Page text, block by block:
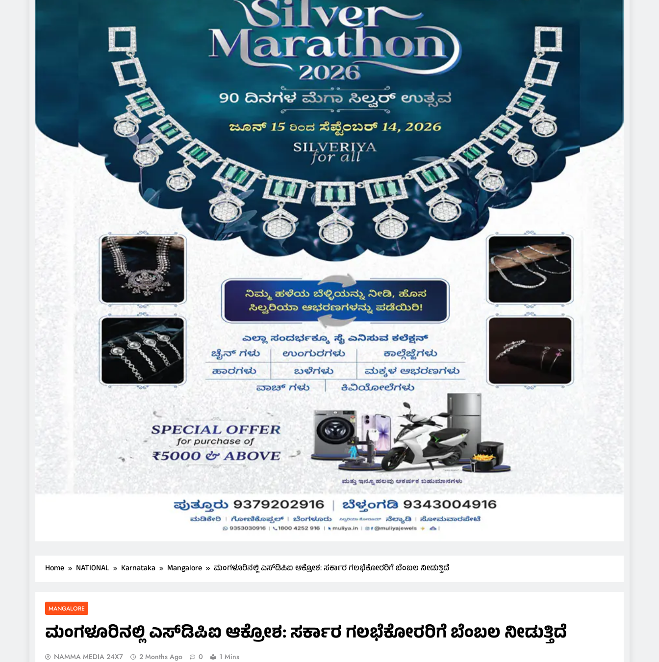
Home NATIONAL Karnataka Mangalore ಮಂಗಳೂರಿನಲ್ಲಿ ಎಸ್‌ಡಿಪಿಐ ಆಕ್ರೋಶ: ಸರ್ಕಾರ ಗಲಭೆಕೋರರಿಗೆ ಬೆಂಬಲ ನೀಡುತ್ತಿದೆ
MANGALORE
ಮಂಗಳೂರಿನಲ್ಲಿ ಎಸ್‌ಡಿಪಿಐ ಆಕ್ರೋಶ: ಸರ್ಕಾರ ಗಲಭೆಕೋರರಿಗೆ ಬೆಂಬಲ ನೀಡುತ್ತಿದೆ
NAMMA MEDIA 24X7 2 Months Ago 0 1 Mins